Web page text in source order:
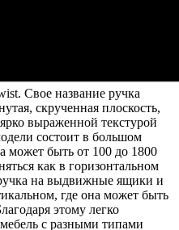
Свое название ручка
скрученная плоскость,
выраженной текстурой
состоит в большом
может быть от 100 до 1800
как в горизонтальном
на выдвижные ящики и
где она может быть
этому легко
с разными типами